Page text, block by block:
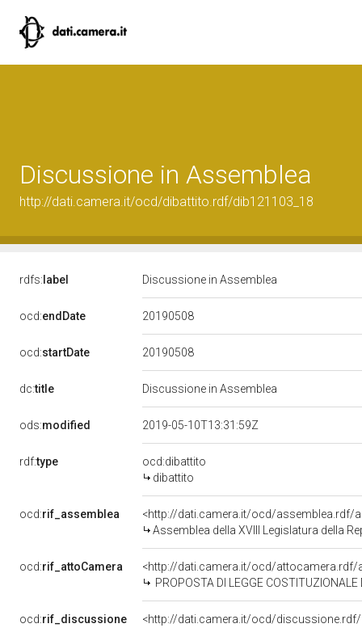
Discussione in Assemblea
http://dati.camera.it/ocd/dibattito.rdf/dib121103_18
rdfs: label Discussione in Assemblea
ocd:endDate 20190508
ocd:startDate 20190508
dc:title Discussione in Assemblea
ods:modified 2019-05-10T13:31:59Z
rdf:type
ocd:dibattito
dibattito
ocd:rif_assemblea
<http://dati.camera.it/ocd/assemblea.rdf/
Assemblea della XVIII Legislatura della
ocd:rif_attoCamera
<http://dati.camera.it/ocd/attocamera.rdf/
PROPOSTA DI LEGGE COSTITUZIONALE D'UVA ed
ocd:rif_discussione
<http://dati.camera.it/ocd/discussione.rdf/